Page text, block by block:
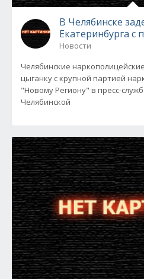
В Челябинске
Екатеринбурга с
Новости
Челябинские
цыганку с крупной партией
"Новому Региону" в пресс-
Челябинской